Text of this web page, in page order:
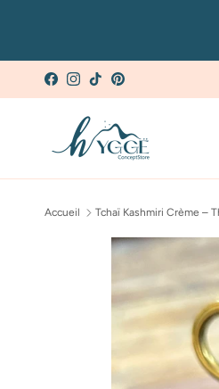
FacebookInstagram
TikTokPinterest
Accueil Tchaï Kashmiri Crème –